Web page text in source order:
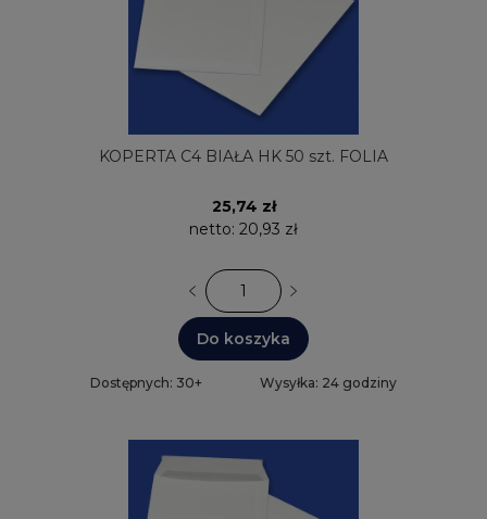
KOPERTA C4 BIAŁA HK 50 szt. FOLIA
25,74 zł
netto: 20,93 zł
Do koszyka
Dostępnych: 30+ Wysyłka: 24 godziny